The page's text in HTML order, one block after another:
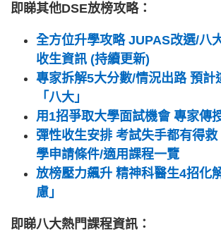
即睇其他DSE放榜攻略：
全方位升學攻略 JUPAS改選/八
收生資訊 (持續更新)
專家拆解5大分數/情況出路 預計
「八大」
用1招爭取大學面試機會 專家傳
彈性收生安排 考試失手都有得
學申請條件/適用課程一覽
放榜壓力飆升 精神科醫生4招化
慮」
即睇八大熱門課程資訊：